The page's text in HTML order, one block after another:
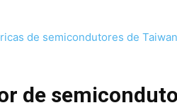
de